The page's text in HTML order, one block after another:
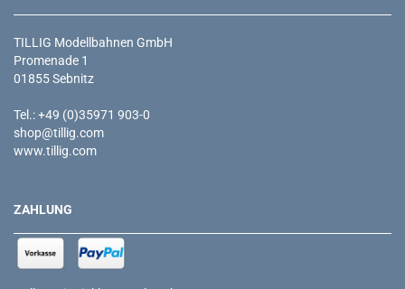
TILLIG Modellbahnen GmbH
Promenade 1
01855 Sebnitz
Tel.: +49 (0)35971 903-0
shop@tillig.com
www.tillig.com
ZAHLUNG